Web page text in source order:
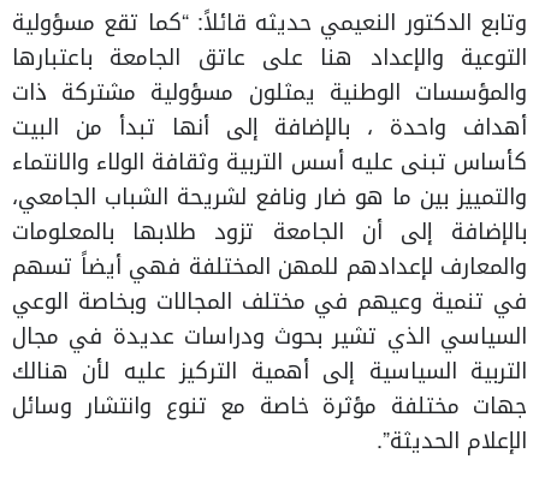
وتابع الدكتور النعيمي حديثه قائلاً: “كما تقع مسؤولية
التوعية والإعداد هنا على عاتق الجامعة باعتبارها
والمؤسسات الوطنية يمثلون مسؤولية مشتركة ذات
أهداف واحدة ، بالإضافة إلى أنها تبدأ من البيت
كأساس تبنى عليه أسس التربية وثقافة الولاء والانتماء
والتمييز بين ما هو ضار ونافع لشريحة الشباب الجامعي،
بالإضافة إلى أن الجامعة تزود طلابها بالمعلومات
والمعارف لإعدادهم للمهن المختلفة فهي أيضاً تسهم
في تنمية وعيهم في مختلف المجالات وبخاصة الوعي
السياسي الذي تشير بحوث ودراسات عديدة في مجال
التربية السياسية إلى أهمية التركيز عليه لأن هنالك
جهات مختلفة مؤثرة خاصة مع تنوع وانتشار وسائل
الإعلام الحديثة”.